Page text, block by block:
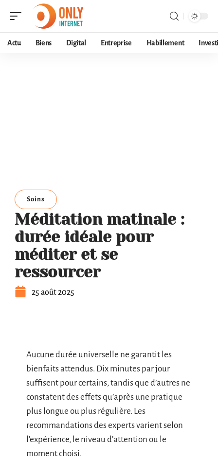
Actu Biens Digital Entreprise Habillement
Soins
Méditation matinale :
durée idéale pour
méditer et se
ressourcer
25 août 2025
Aucune durée universelle ne garantit les
bienfaits attendus. Dix minutes par jour
suffisent pour certains, tandis que d’autres ne
constatent des effets qu’après une pratique
plus longue ou plus régulière. Les
recommandations des experts varient selon
l’expérience, le niveau d’attention ou le
moment choisi.